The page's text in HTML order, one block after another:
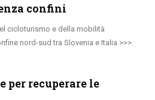
confini
cicloturismo e della mobilità
nord-sud tra Slovenia e Italia
per recuperare le